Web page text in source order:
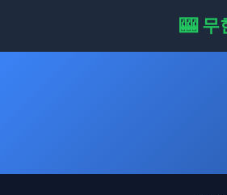
🎰 무